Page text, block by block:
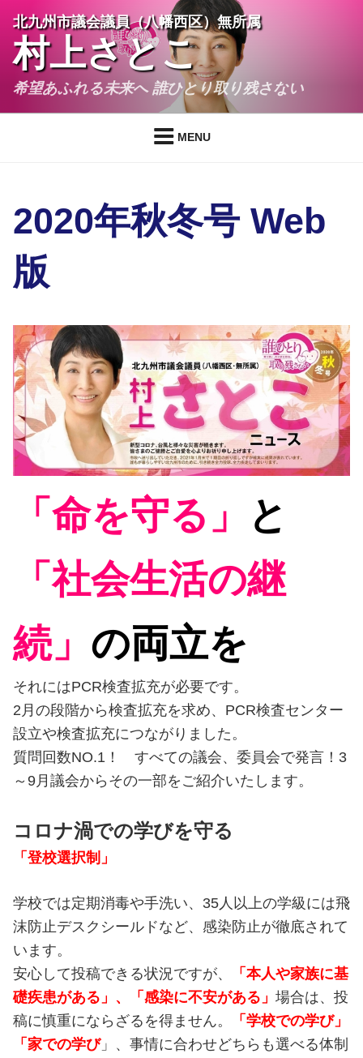
content
北九州市議会議員（八幡西区）無所属
村上さとこ
希望あふれる未来へ 誰ひとり取り残さない
MENU
2020年秋冬号 Web
版
「命を守る」
と
「社会生活の継
続」 の両立を
それにはPCR検査拡充が必要です。
2月の段階から検査拡充を求め、PCR検査センター
設立や検査拡充につながりました。
質問回数NO.1！ すべての議会、委員会で発言！3
～9月議会からその一部をご紹介いたします。
コロナ渦での学びを守る
「登校選択制」
学校では定期消毒や手洗い、35人以上の学級には飛
沫防止デスクシールドなど、感染防止が徹底されて
います。
安心して投稿できる状況ですが、
「本人や家族に基
礎疾患がある」、「感染に不安がある」 場合は、投
稿に慎重にならざるを得ません。
「学校での学び」
「家での学び」、事情に合わせどちらも選べる体制